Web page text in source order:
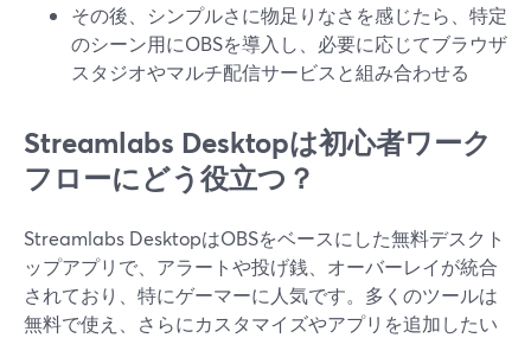
その後、シンプルさに物足りなさを感じたら、特定
のシーン用にOBSを導入し、必要に応じてブラウザ
スタジオやマルチ配信サービスと組み合わせる
Streamlabs Desktopは初心者ワーク
フローにどう役立つ？
Streamlabs DesktopはOBSをベースにした無料デスクト
ップアプリで、アラートや投げ銭、オーバーレイが統合
されており、特にゲーマーに人気です。多くのツールは
無料で使え、さらにカスタマイズやアプリを追加したい